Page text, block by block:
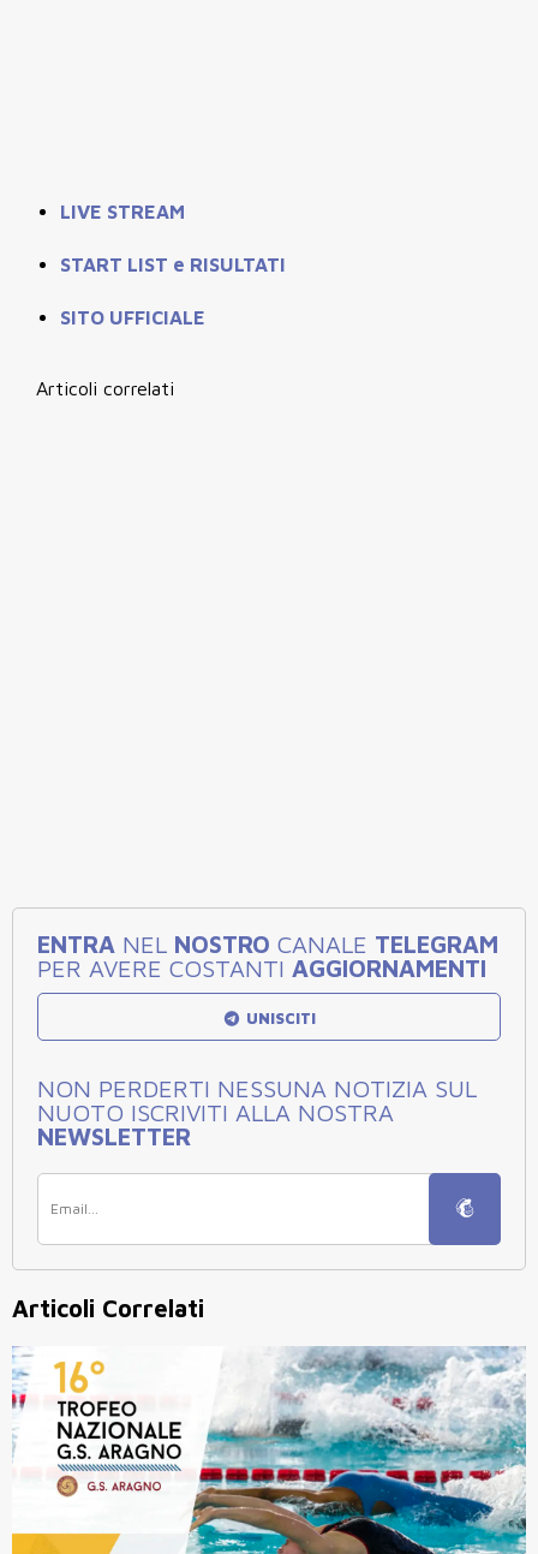
LIVE STREAM
START LIST e RISULTATI
SITO UFFICIALE
Articoli correlati
ENTRA NEL NOSTRO CANALE TELEGRAM
PER AVERE COSTANTI AGGIORNAMENTI
UNISCITI
NON PERDERTI NESSUNA NOTIZIA SUL
NUOTO ISCRIVITI ALLA NOSTRA
NEWSLETTER
Articoli Correlati